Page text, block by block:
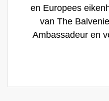
en Europees
van The
Ambassadeur en
combinatie van